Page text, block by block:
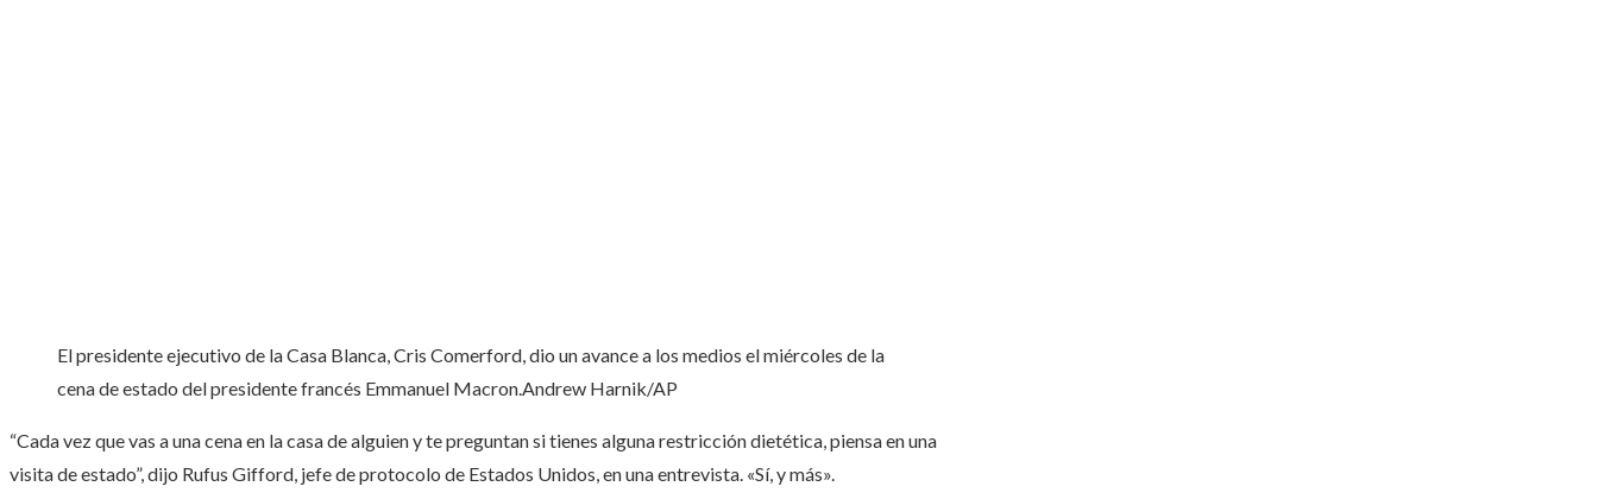
El presidente ejecutivo de la Casa Blanca, Cris Comerford, dio un avance a los medios el miércoles de la
cena de estado del presidente francés Emmanuel Macron.Andrew Harnik/AP
“Cada vez que vas a una cena en la casa de alguien y te preguntan si tienes alguna restricción dietética, piensa en una
visita de estado”, dijo Rufus Gifford, jefe de protocolo de Estados Unidos, en una entrevista. «Sí, y más».